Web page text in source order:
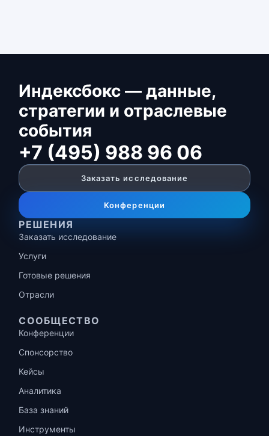
Индексбокс — данные,
стратегии и отраслевые
события
+7 (495) 988 96 06
Заказать исследование
Конференции
РЕШЕНИЯ
Заказать исследование
Услуги
Готовые решения
Отрасли
СООБЩЕСТВО
Конференции
Спонсорство
Кейсы
Аналитика
База знаний
Инструменты